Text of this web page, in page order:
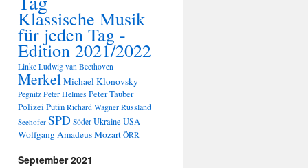
Klassische Musik
für jeden Tag -
Edition 2021/2022
Linke Ludwig van Beethoven
MerkelMichael Klonovsky
Pegnitz Peter HelmesPeter Tauber
PolizeiPutin Richard Wagner Russland
Seehofer SPD Söder Ukraine USA
Wolfgang Amadeus Mozart ÖRR
September 2021